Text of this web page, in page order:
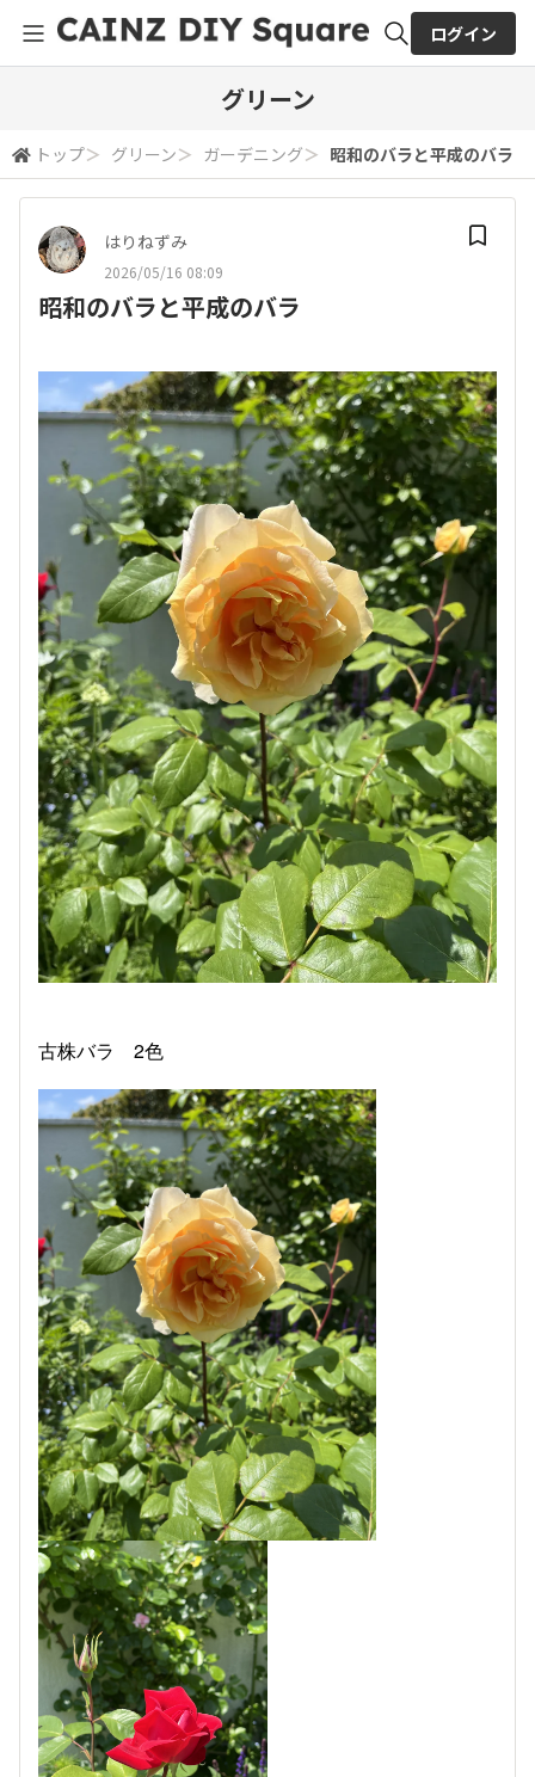
検索
ログイン
グリーン
トップ＞ グリーン＞ ガーデニング＞ 昭和のバラと平成のバラ
はりねずみ
2026/05/16 08:09
昭和のバラと平成のバラ
古株バラ 2色